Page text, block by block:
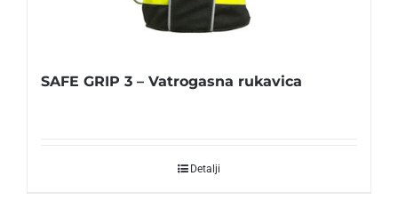
SAFE GRIP 3 – Vatrogasna rukavica
Detalji